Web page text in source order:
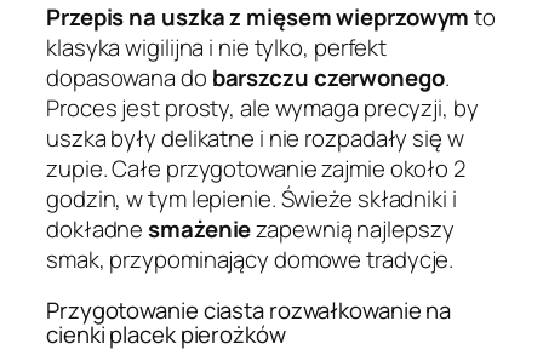
Przepis na uszka z mięsem wieprzowymto
klasyka wigilijna i nie tylko, perfekt
dopasowana do barszczu czerwonego.
Proces jest prosty, ale wymaga precyzji, by
uszka były delikatne i nie rozpadały się w
zupie. Całe przygotowanie zajmie około 2
godzin, w tym lepienie. Świeże składniki i
dokładnesmażeniezapewnią najlepszy
smak, przypominający domowe tradycje.
Przygotowanie ciasta rozwałkowanie na
cienki placek pierożków